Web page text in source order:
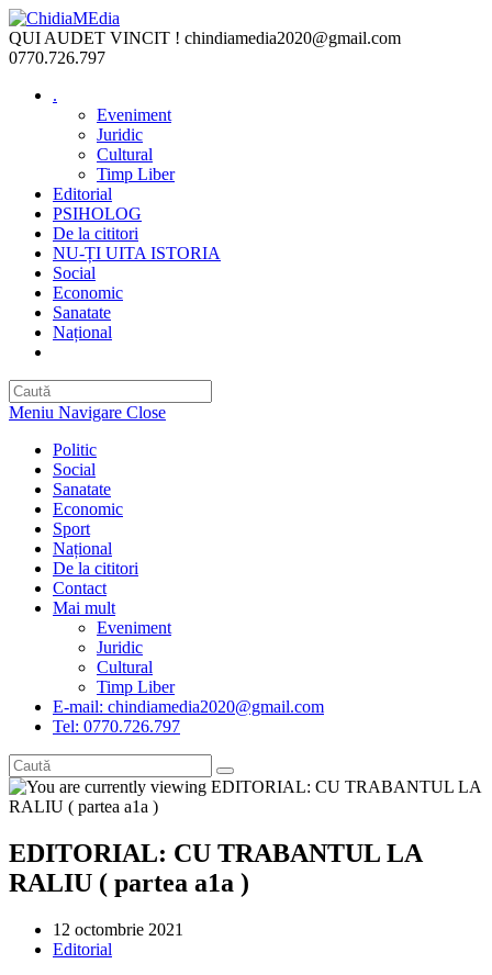
Skip
to
content
QUI AUDET VINCIT ! chindiamedia2020@gmail.com
0770.726.797
.
Eveniment
Juridic
Cultural
Timp Liber
Editorial
PSIHOLOG
De la cititori
NU-ȚI UITA ISTORIA
Social
Economic
Sanatate
Național
Meniu Navigare Close
Politic
Social
Sanatate
Economic
Sport
Național
De la cititori
Contact
Mai mult
Eveniment
Juridic
Cultural
Timp Liber
E-mail: chindiamedia2020@gmail.com
Tel: 0770.726.797
EDITORIAL: CU TRABANTUL LA
RALIU ( partea a1a )
Post
published:
12 octombrie 2021
Post
Editorial